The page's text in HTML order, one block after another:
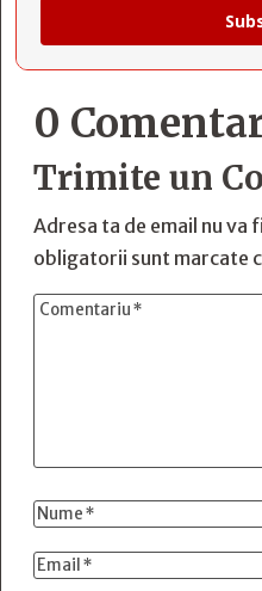
0
Trimite un
Adresa ta de email nu va
obligatorii sunt marcate